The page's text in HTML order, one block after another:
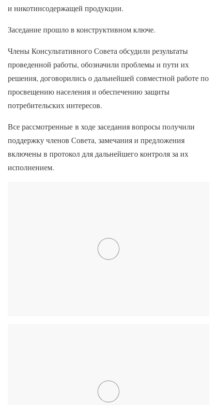
и никотинсодержащей продукции.
Заседание прошло в конструктивном ключе.
Члены Консультативного Совета обсудили результаты
проведенной работы, обозначили проблемы и пути их
решения, договорились о дальнейшей совместной работе по
просвещению населения и обеспечению защиты
потребительских интересов.
Все рассмотренные в ходе заседания вопросы получили
поддержку членов Совета, замечания и предложения
включены в протокол для дальнейшего контроля за их
исполнением.